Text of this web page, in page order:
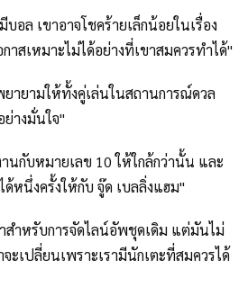
อล เขาอาจโชคร้ายเล็กน้อยในเรื่อง
าสเหมาะไม่ได้อย่างที่เขาสมควรทำได้"
ยายามให้ทั้งคู่เล่นในสถานการณ์ดวล
ย่างมั่นใจ"
นกับหมายเลข 10 ให้ใกล้กว่านั้น และ
ด้หนึ่งครั้งให้กับ จู๊ด เบลลิ่งแฮม"
ำหรับการจัดไลน์อัพชุดเดิม แต่มันไม่
เปลี่ยนเพราะเรามีนักเตะที่สมควรได้